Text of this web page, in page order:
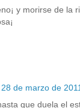
y morirse de la
28 de marzo de
que duela el